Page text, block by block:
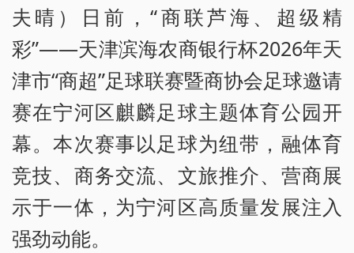
夫晴）日前，“商联芦海、超级精
彩”——天津滨海农商银行杯2026年天
津市“商超”足球联赛暨商协会足球邀请
赛在宁河区麒麟足球主题体育公园开
幕。本次赛事以足球为纽带，融体育
竞技、商务交流、文旅推介、营商展
示于一体，为宁河区高质量发展注入
强劲动能。